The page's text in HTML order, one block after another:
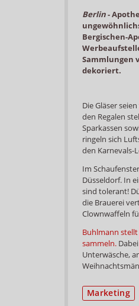
Berlin-
Bergischen-
Sammlungen
dekoriert.
Die Gläser
den Regalen
Sparkassen
ringeln sich
den Karnevals-
Im
Düsseldorf. In
sind tolerant!
die Brauerei
Clownwaffeln
Buhlmann
sammeln.
Unterwäsche,
Marketing